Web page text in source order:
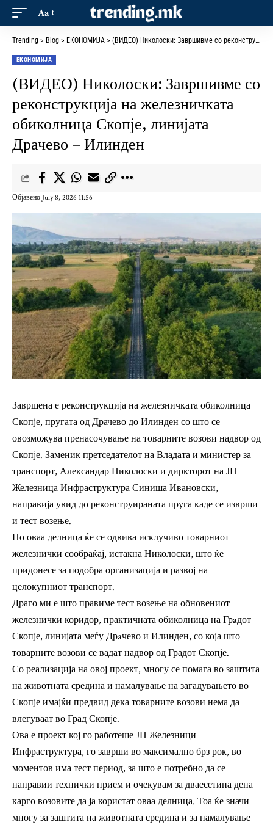
Aa
Trending > Blog > ЕКОНОМИЈА > (ВИДЕО) Николоски: Завршивме со реконструкција на железничката обиколница Скопје, линијата Драчево – Илинден
ЕКОНОМИЈА
(ВИДЕО) Николоски: Завршивме со
реконструкција на железничката
обиколница Скопје, линијата
Драчево – Илинден
Објавено July 8, 2026 11:56
Завршена е реконструкција на железничката обиколница
Скопје, пругата од Драчево до Илинден со што се
овозможува пренасочување на товарните возови надвор од
Скопје. Заменик претседателот на Владата и министер за
транспорт, Александар Николоски и диркторот на ЈП
Железница Инфраструктура Синиша Ивановски,
направија увид до реконструираната пруга каде се изврши
и тест возење.
По оваа делница ќе се одвива исклучиво товарниот
железнички сообраќај, истакна Николоски, што ќе
придонесе за подобра организација и развој на
целокупниот транспорт.
Драго ми е што правиме тест возење на обновениот
железнички коридор, практичната обиколница на Грaдот
Скопје, линијата меѓу Дрaчево и Илинден, со која што
товарните возови се вадат надвор од Градот Скопје.
Со реализација на овој проект, многу се помага во заштита
на животната средина и намалување на загадувањето во
Скопје имајќи предвид дека товарните возови нема да
влегуваат во Град Скопје.
Ова е проект кој го работеше ЈП Железници
Инфраструктура, го заврши во максимално брз рок, во
моментов има тест период, за што е потребно да се
направии технички прием и очекувам за дваесетина дена
карго возовите да ја користат оваа делница. Тоа ќе значи
многу за заштита на животната средина и за намалување